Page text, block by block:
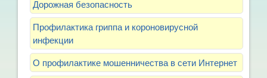
Дорожная безопасность
Профилактика гриппа и короновирусной
инфекции
О профилактике мошенничества в сети Интернет